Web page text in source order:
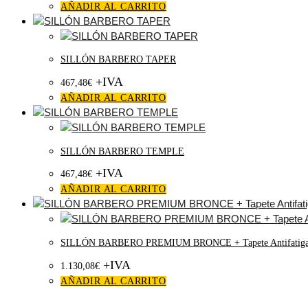
AÑADIR AL CARRITO
SILLÓN BARBERO TAPER
467,48€ +IVA
AÑADIR AL CARRITO
SILLÓN BARBERO TEMPLE
467,48€ +IVA
AÑADIR AL CARRITO
SILLÓN BARBERO PREMIUM BRONCE + Tapete
1.130,08€ +IVA
AÑADIR AL CARRITO